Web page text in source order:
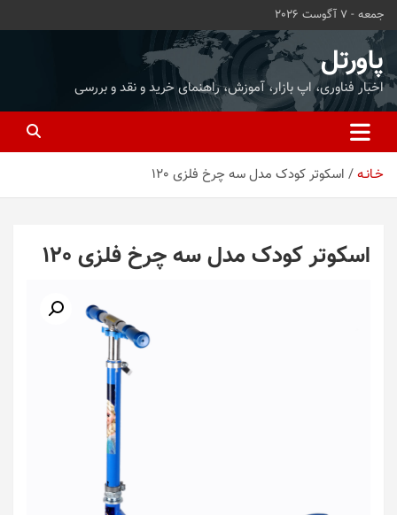
محتوا
بروید
جمعه - 7 آگوست 2026
پاورتل
اخبار فناوری، اپ بازار، آموزش، راهنمای خرید و نقد و بررسی
خـانـه اسکوتر کودک مدل سه چرخ فلزی 120
اسکوتر کودک مدل سه چرخ فلزی 120